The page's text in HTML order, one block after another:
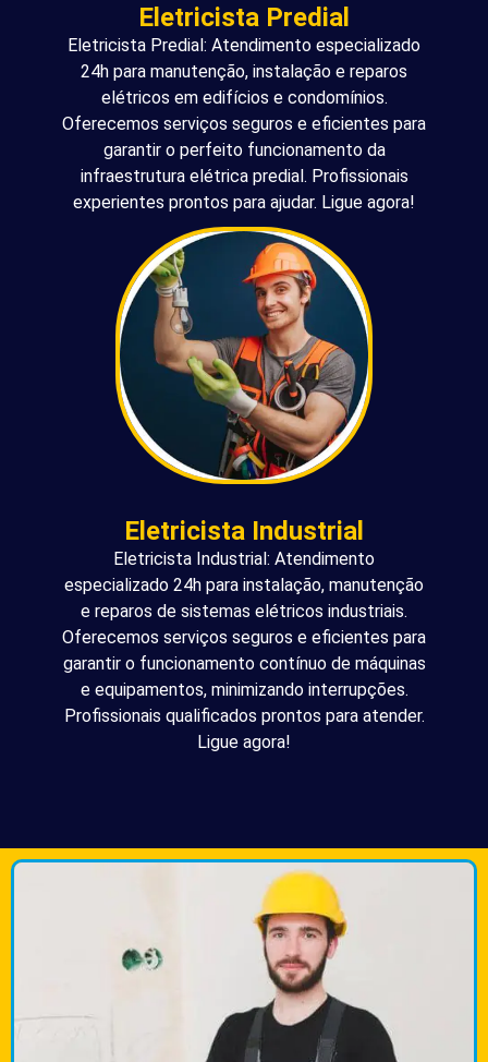
Eletricista Predial
Eletricista Predial: Atendimento especializado
24h para manutenção, instalação e reparos
elétricos em edifícios e condomínios.
Oferecemos serviços seguros e eficientes para
garantir o perfeito funcionamento da
infraestrutura elétrica predial. Profissionais
experientes prontos para ajudar. Ligue agora!
Eletricista Industrial
Eletricista Industrial: Atendimento
especializado 24h para instalação, manutenção
e reparos de sistemas elétricos industriais.
Oferecemos serviços seguros e eficientes para
garantir o funcionamento contínuo de máquinas
e equipamentos, minimizando interrupções.
Profissionais qualificados prontos para atender.
Ligue agora!